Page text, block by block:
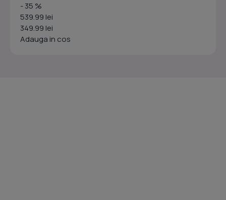
- 35 %
539.99 lei
349.99 lei
Adauga in cos